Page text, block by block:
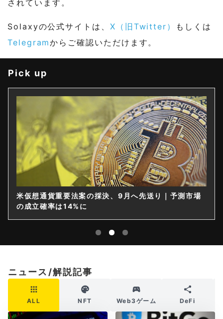
されています。
Solaxyの公式サイトは、 X（旧Twitter）
もしくは
Telegramからご確認いただけます。
Pick up
米仮想通貨重要法案の採決、9月へ先送り｜予測市場
の成立確率は14%に
ニュース/解説記事
ALL NFT Web3ゲーム DeFi